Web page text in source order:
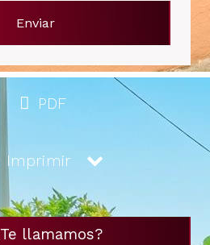
PDF
Imprimir
llamamos?